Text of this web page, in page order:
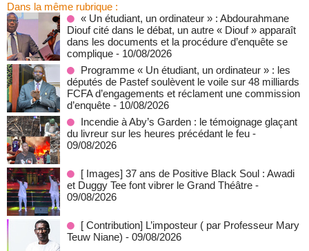
Dans la même rubrique :
« Un étudiant, un ordinateur » : Abdourahmane
Diouf cité dans le débat, un autre « Diouf » apparaît
dans les documents et la procédure d’enquête se
complique - 10/08/2026
Programme « Un étudiant, un ordinateur » : les
députés de Pastef soulèvent le voile sur 48 milliards
FCFA d’engagements et réclament une commission
d’enquête - 10/08/2026
Incendie à Aby’s Garden : le témoignage glaçant
du livreur sur les heures précédant le feu -
09/08/2026
[ Images] 37 ans de Positive Black Soul : Awadi
et Duggy Tee font vibrer le Grand Théâtre -
09/08/2026
[ Contribution] L’imposteur ( par Professeur Mary
Teuw Niane) - 09/08/2026